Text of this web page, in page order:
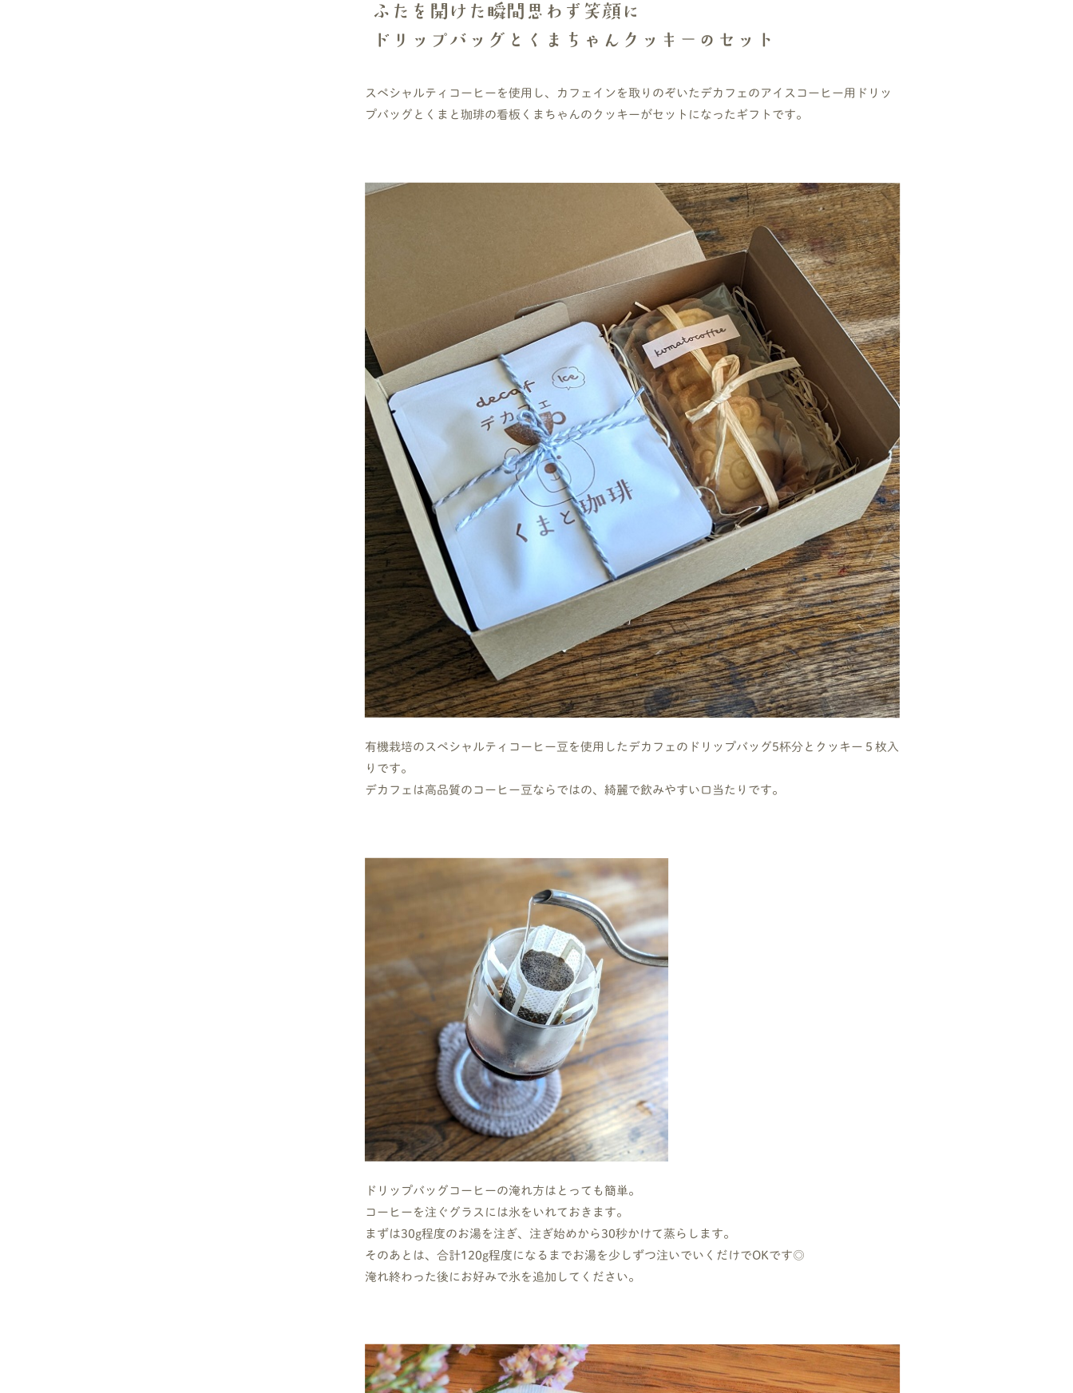
ふたを開けた瞬間思わず笑顔に
ドリップバッグとくまちゃんクッキーのセット
スペシャルティコーヒーを使用し、カフェインを取りのぞいたデカフェのアイスコーヒー用ドリッ
プバッグとくまと珈琲の看板くまちゃんのクッキーがセットになったギフトです。
有機栽培のスペシャルティコーヒー豆を使用したデカフェのドリップバッグ5杯分とクッキー５枚入
りです。
デカフェは高品質のコーヒー豆ならではの、綺麗で飲みやすい口当たりです。
ドリップバッグコーヒーの淹れ方はとっても簡単。
コーヒーを注ぐグラスには氷をいれておきます。
まずは30g程度のお湯を注ぎ、注ぎ始めから30秒かけて蒸らします。
そのあとは、合計120g程度になるまでお湯を少しずつ注いでいくだけでOKです◎
淹れ終わった後にお好みで氷を追加してください。